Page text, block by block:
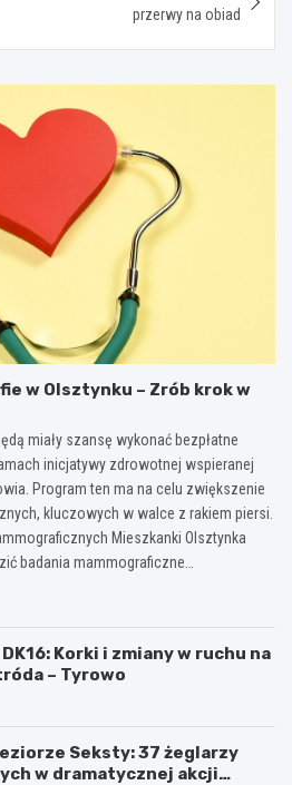
przerwy na obiad
w Olsztynku – Zrób krok w
miały szansę wykonać bezpłatne
inicjatywy zdrowotnej wspieranej
Program ten ma na celu zwiększenie
kluczowych w walce z rakiem piersi.
Mieszkanki Olsztynka
badania mammograficzne…
Korki i zmiany w ruchu na
– Tyrowo
Seksty: 37 żeglarzy
w dramatycznej akcji